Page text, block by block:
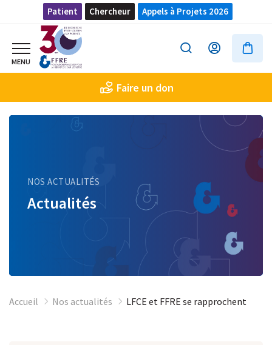
Patient Chercheur Appels à Projets 2026
Faire un don
NOS ACTUALITÉS
Actualités
Accueil Nos actualités LFCE et FFRE se rapprochent